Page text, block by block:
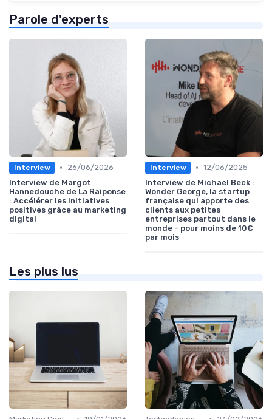
Parole d'experts
Interview •
26/06/2026
Interview de Margot
Hannedouche de La Raiponse
: Accélérer les initiatives
positives grâce au marketing
digital
Interview • 12/06/2025
Interview de Michael Beck :
Wonder George, la startup
française qui apporte des
clients aux petites
entreprises partout dans le
monde - pour moins de 10€
par mois
Les plus lus